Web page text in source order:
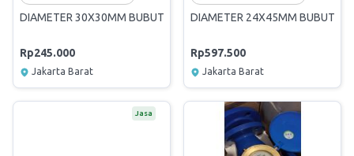
DIAMETER 30X30MM BUBUT BAR STENLIST
Rp245.000
Jakarta Barat
DIAMETER 24X45MM BUBUT
Rp597.500
Jakarta Barat
Jasa